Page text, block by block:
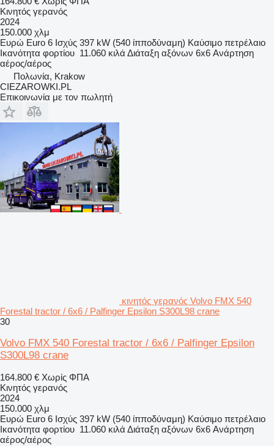
Κινητός γερανός
2024
150.000 χλμ
Ευρώ Euro 6 Ισχύς 397 kW (540 ίπποδύναμη) Καύσιμο πετρέλαιο
Ικανότητα φορτίου 11.060 κιλά Διάταξη αξόνων 6x6 Ανάρτηση
αέρος/αέρος
Πολωνία, Krakow
CIEZAROWKI.PL
Επικοινωνία με τον πωλητή
κινητός γερανός Volvo FMX 540
Forestal tractor / 6x6 / Palfinger Epsilon S300L98 crane
30
Volvo FMX 540 Forestal tractor / 6x6 / Palfinger Epsilon
S300L98 crane
164.800 € Χωρίς ΦΠΑ
Κινητός γερανός
2024
150.000 χλμ
Ευρώ Euro 6 Ισχύς 397 kW (540 ίπποδύναμη) Καύσιμο πετρέλαιο
Ικανότητα φορτίου 11.060 κιλά Διάταξη αξόνων 6x6 Ανάρτηση
αέρος/αέρος